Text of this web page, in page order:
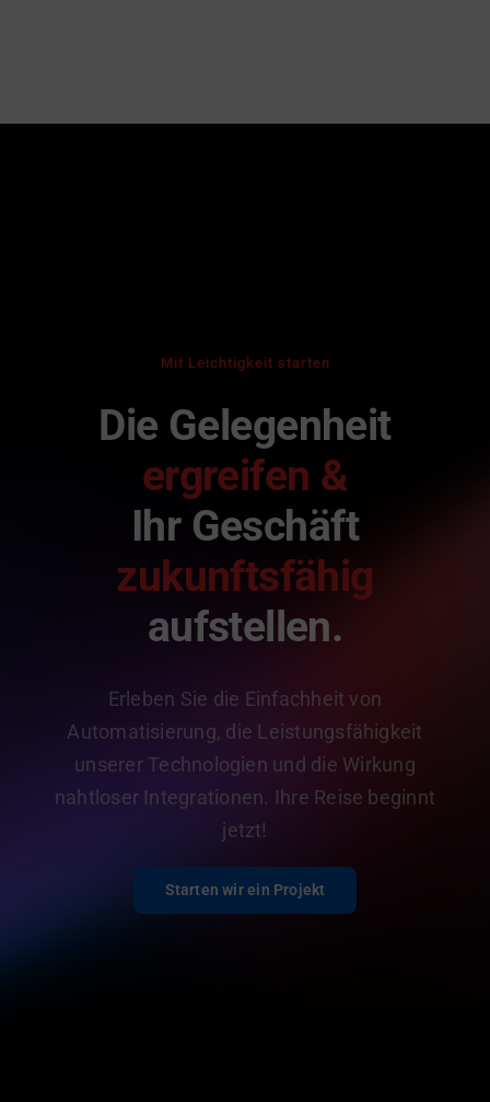
Mit Leichtigkeit starten
Die Gelegenheit
ergreifen &
Ihr Geschäft
zukunftsfähig
aufstellen.
Erleben Sie die Einfachheit von
Automatisierung, die Leistungsfähigkeit
unserer Technologien und die Wirkung
nahtloser Integrationen. Ihre Reise beginnt
jetzt!
Starten wir ein Projekt